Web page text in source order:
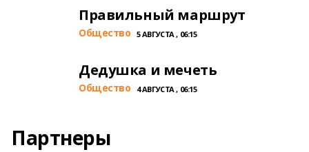
Правильный маршрут
Общество 5 АВГУСТА , 06:15
Дедушка и мечеть
Общество 4 АВГУСТА , 06:15
Партнеры